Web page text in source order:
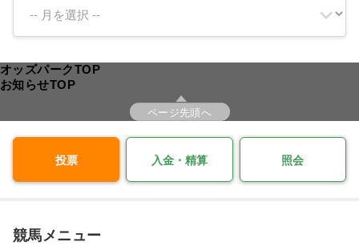
オッズパークTOP
お知らせTOP
ページ先頭へ
投票 入金・精算 照会
競馬メニュー